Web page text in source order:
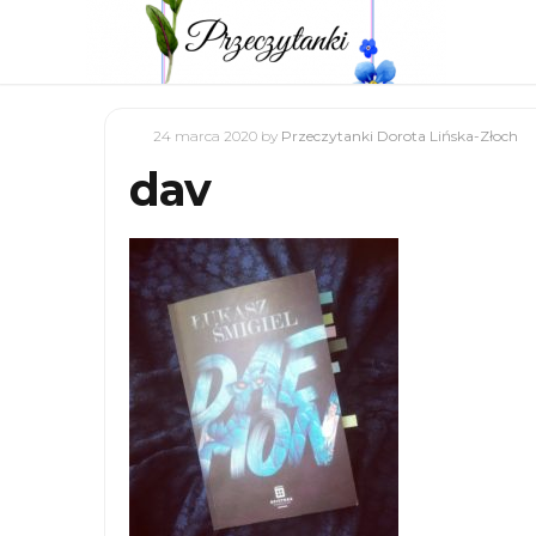
24 marca 2020 by Przeczytanki Dorota Lińska-Złoch
dav